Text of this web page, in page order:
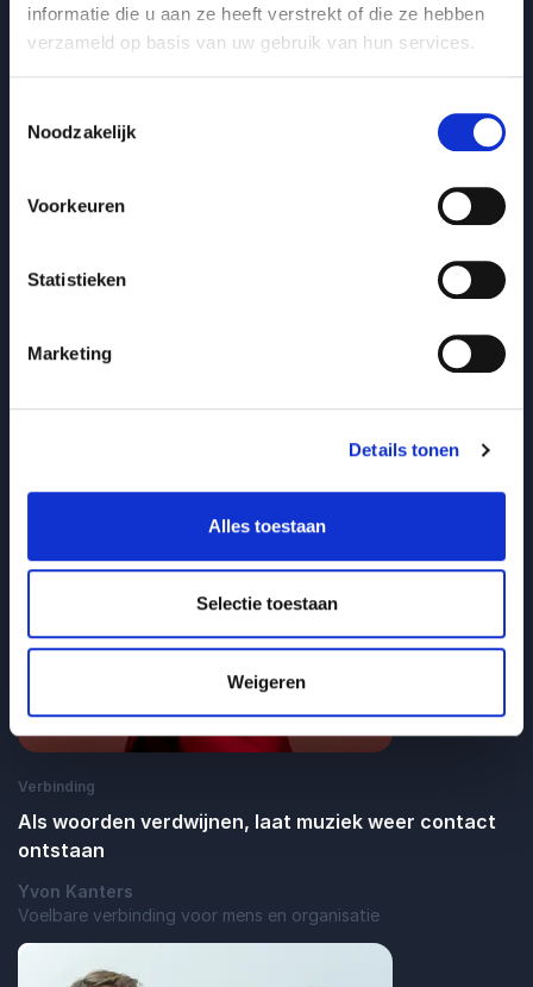
informatie die u aan ze heeft verstrekt of die ze hebben
verzameld op basis van uw gebruik van hun services.
Noodzakelijk
Voorkeuren
Statistieken
Marketing
Details tonen
Alles toestaan
Selectie toestaan
Weigeren
Duurzame inzetbaarheid
Bekroond met impact: waarom Zwijgverzuim het
: Bekroond met impact: waarom
Verbinding
Als woorden verdwijnen, laat muziek weer contact
ontstaan
Yvon Kanters
Voelbare verbinding voor mens en organisatie
Lees blogbericht : Als woorden verdwijnen, laat muziek